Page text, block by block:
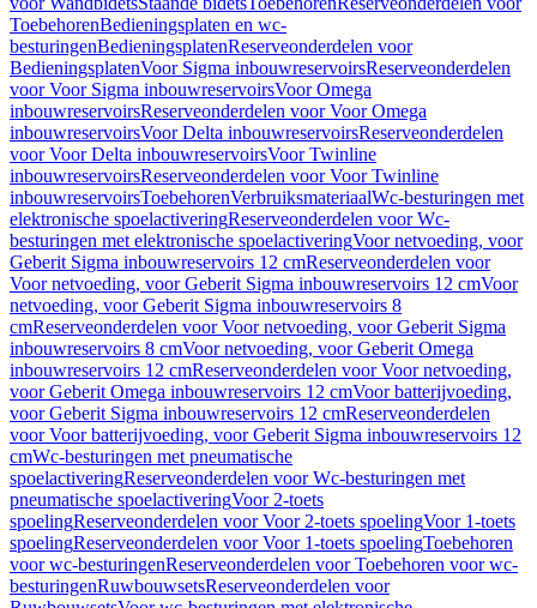
ToebehorenBedieningsplaten en wc-
besturingenBedieningsplatenReserveonderdelen voor
BedieningsplatenVoor Sigma inbouwreservoirsReserveonderdelen
voor Voor Sigma inbouwreservoirsVoor Omega
inbouwreservoirsReserveonderdelen voor Voor Omega
inbouwreservoirsVoor Delta inbouwreservoirsReserveonderdelen
voor Voor Delta inbouwreservoirsVoor Twinline
inbouwreservoirsReserveonderdelen voor Voor Twinline
inbouwreservoirsToebehorenVerbruiksmateriaalWc-besturingen met
elektronische spoelactiveringReserveonderdelen voor Wc-
besturingen met elektronische spoelactiveringVoor netvoeding, voor
Geberit Sigma inbouwreservoirs 12 cmReserveonderdelen voor
Voor netvoeding, voor Geberit Sigma inbouwreservoirs 12 cmVoor
netvoeding, voor Geberit Sigma inbouwreservoirs 8
cmReserveonderdelen voor Voor netvoeding, voor Geberit Sigma
inbouwreservoirs 8 cmVoor netvoeding, voor Geberit Omega
inbouwreservoirs 12 cmReserveonderdelen voor Voor netvoeding,
voor Geberit Omega inbouwreservoirs 12 cmVoor batterijvoeding,
voor Geberit Sigma inbouwreservoirs 12 cmReserveonderdelen
voor Voor batterijvoeding, voor Geberit Sigma inbouwreservoirs 12
cmWc-besturingen met pneumatische
spoelactiveringReserveonderdelen voor Wc-besturingen met
pneumatische spoelactiveringVoor 2-toets
spoelingReserveonderdelen voor Voor 2-toets spoelingVoor 1-toets
spoelingReserveonderdelen voor Voor 1-toets spoelingToebehoren
voor wc-besturingenReserveonderdelen voor Toebehoren voor wc-
besturingenRuwbouwsetsReserveonderdelen voor